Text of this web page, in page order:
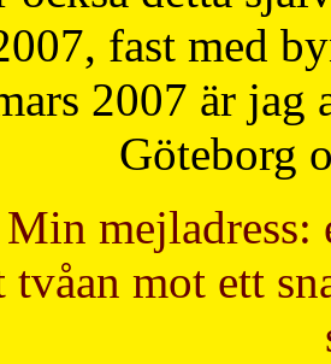
fast med
2007 är
Göteborg
Min mejladress:
mot ett